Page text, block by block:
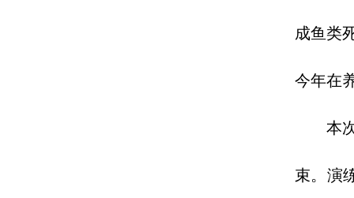
成鱼类
今年在
本
束。演